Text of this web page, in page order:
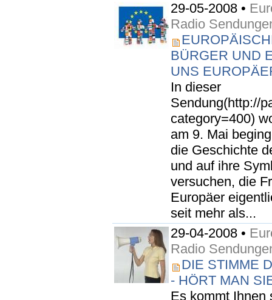
29-05-2008 •
Radio
BÜRGER UND
UNS
In dieser
Sendung(http://
category=400)
am 9. Mai
die Geschichte
und auf ihre
versuchen, die
Europäer
seit mehr als...
29-04-2008 •
Radio
DIE STIMME
- HÖRT MAN
Es kommt Ihnen